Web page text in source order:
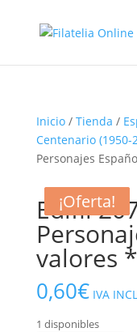
Inicio/ Tienda /
Centenario (1950-
Personajes
Edifil
valores
0,60€ IVA
1 disponibles
¡Oferta!
¡Oferta!
¡Oferta!